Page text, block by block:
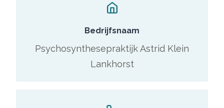
Bedrijfsnaam
Psychosynthesepraktijk Astrid Klein
Lankhorst